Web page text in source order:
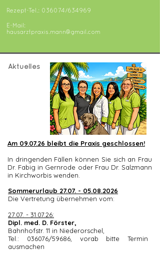
Rezept-Tel.: 036074/634969
E-Mail:
hausarztpraxis.mann@gmail.com
Aktuelles
Am 09.07.26 bleibt die Praxis geschlossen!
In dringenden Fällen können Sie sich an Frau
Dr. Fabig in Gernrode oder Frau Dr. Salzmann
in Kirchworbis wenden.
Sommerurlaub 27.07. - 05.08.2026
Die Vertretung übernehmen vom:
27.07. - 31.07.26:
Dipl. med. D. Förster,
Bahnhofstr. 11 in Niederorschel,
Tel.: 036076/59686, vorab bitte Termin
ausmachen